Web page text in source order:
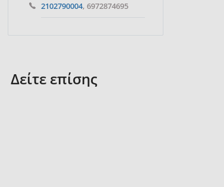
2102790004, 6972874695
Δείτε επίσης